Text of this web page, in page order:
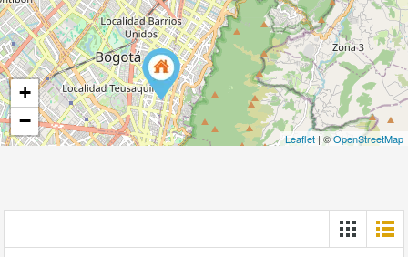
+
−
Leaflet | ©OpenStreetMap